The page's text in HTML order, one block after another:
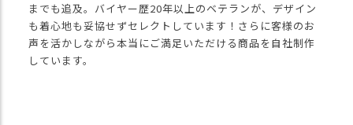
までも追及。バイヤー歴20年以上のベテランが、デザイン
も着心地も妥協せずセレクトしています！さらに客様のお
声を活かしながら本当にご満足いただける商品を自社制作
しています。